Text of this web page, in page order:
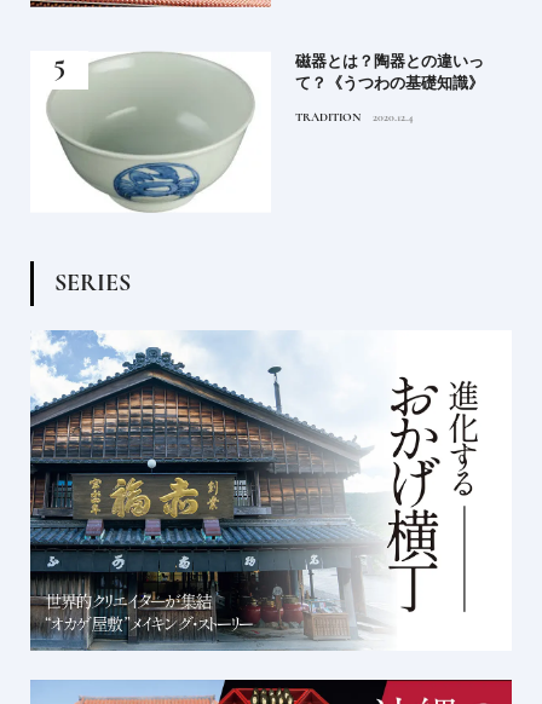
磁器とは？陶器との違いっ
て？《うつわの基礎知識》
TRADITION 2020.12.4
SERIES